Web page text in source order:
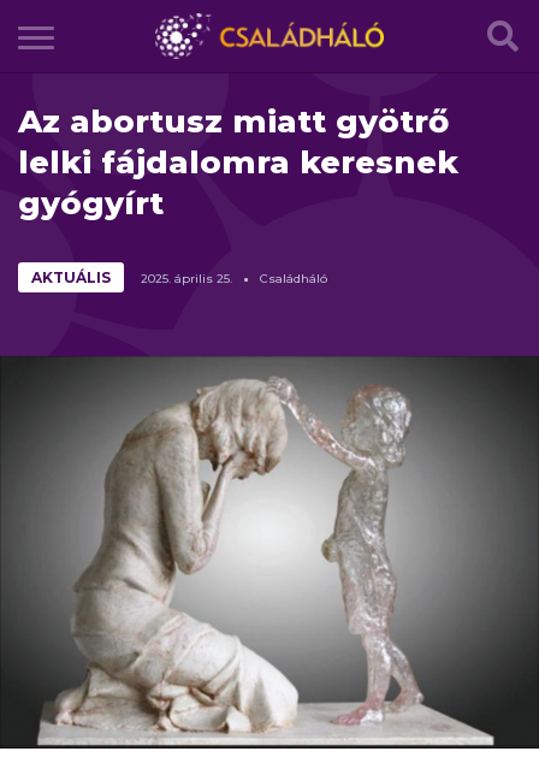
Az abortusz miatt gyötrő
lelki fájdalomra keresnek
gyógyírt
AKTUÁLIS 2025. április 25. Családháló